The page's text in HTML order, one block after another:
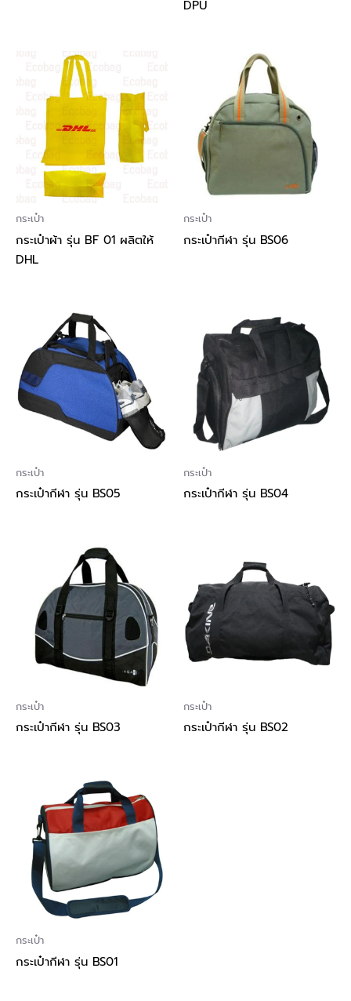
DPU
กระเป๋า
กระเป๋าผ้า รุ่น BF 01 ผลิตให้
DHL
กระเป๋า
กระเป๋ากีฬา รุ่น BS06
กระเป๋า
กระเป๋ากีฬา รุ่น BS05
กระเป๋า
กระเป๋ากีฬา รุ่น BS04
กระเป๋า
กระเป๋ากีฬา รุ่น BS03
กระเป๋า
กระเป๋ากีฬา รุ่น BS02
กระเป๋า
กระเป๋ากีฬา รุ่น BS01